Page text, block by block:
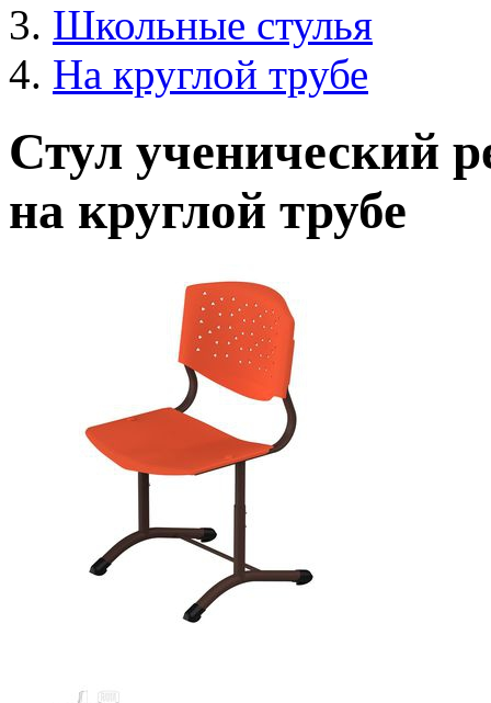
Школьные стулья
На круглой трубе
Стул ученический
на круглой трубе